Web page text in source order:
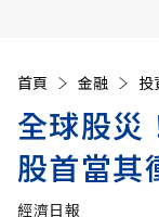
首頁 金融 投
全球股災
股首當其
經濟日報